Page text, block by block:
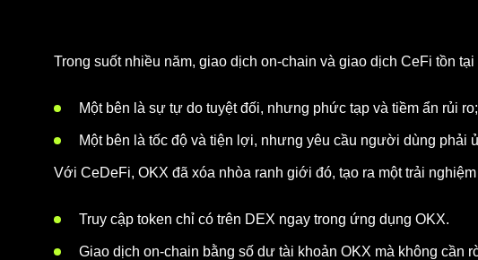
Trong suốt nhiều năm, giao dịch on-chain và giao dịch CeFi tồn
Một bên là sự tự do tuyệt đối, nhưng phức tạp và tiềm ẩn rủi ro;
Một bên là tốc độ và tiện lợi, nhưng yêu cầu người dùng phải
Với CeDeFi, OKX đã xóa nhòa ranh giới đó, tạo ra một trải
Truy cập token chỉ có trên DEX ngay trong ứng dụng OKX.
Giao dịch on-chain bằng số dư tài khoản OKX mà không cần